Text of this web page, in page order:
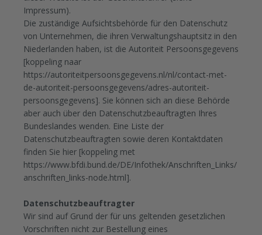
Impressum).
Die zuständige Aufsichtsbehörde für den Datenschutz
von Unternehmen, die ihren Verwaltungshauptsitz in den
Niederlanden haben, ist die Autoriteit Persoonsgegevens
[koppeling naar
https://autoriteitpersoonsgegevens.nl/nl/contact-met-
de-autoriteit-persoonsgegevens/adres-autoriteit-
persoonsgegevens]. Sie können sich an diese Behörde
aber auch über den Datenschutzbeauftragten Ihres
Bundeslandes wenden. Eine Liste der
Datenschutzbeauftragten sowie deren Kontaktdaten
finden Sie hier [koppeling met
https://www.bfdi.bund.de/DE/Infothek/Anschriften_Links/
anschriften_links-node.html].
Datenschutzbeauftragter
Wir sind auf Grund der für uns geltenden gesetzlichen
Vorschriften nicht zur Bestellung eines